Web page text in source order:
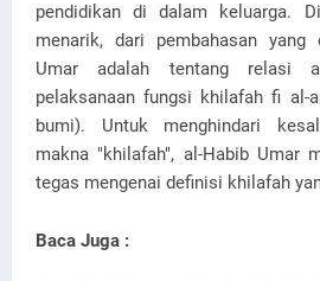
pendidikan di dalam keluarga.
menarik, dari pembahasan yang
Umar adalah tentang relasi
pelaksanaan fungsi khilafah fi al-
bumi). Untuk menghindari
makna "khilafah", al-Habib Umar
tegas mengenai definisi khilafah
Baca Juga :